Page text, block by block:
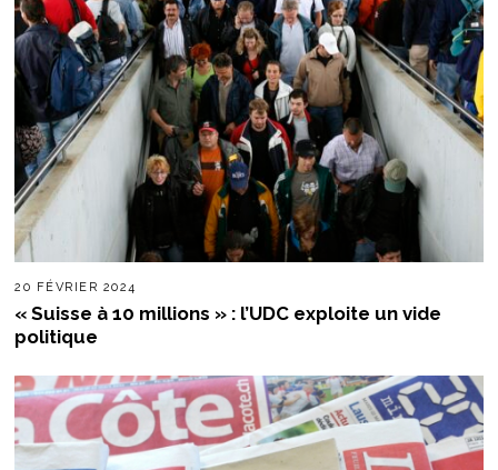
20 FÉVRIER 2024
« Suisse à 10 millions » : l’UDC exploite un vide
politique